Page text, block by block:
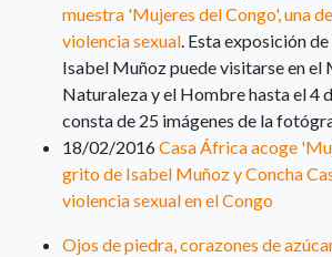
muestra 'Mujeres del Congo', una
violencia sexual. Esta exposición
Isabel Muñoz puede visitarse en el
Naturaleza y el Hombre hasta el 4
consta de 25 imágenes de la
18/02/2016Casa África acoge
grito de Isabel Muñoz y Concha
violencia sexual en el Congo
Ojos de piedra, corazones de